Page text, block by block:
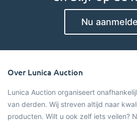
Nu
Over Lunica Auction
Lunica Auction organiseert
van derden. Wij streven altijd naar
producten. Wilt u ook zelf iets veilen?